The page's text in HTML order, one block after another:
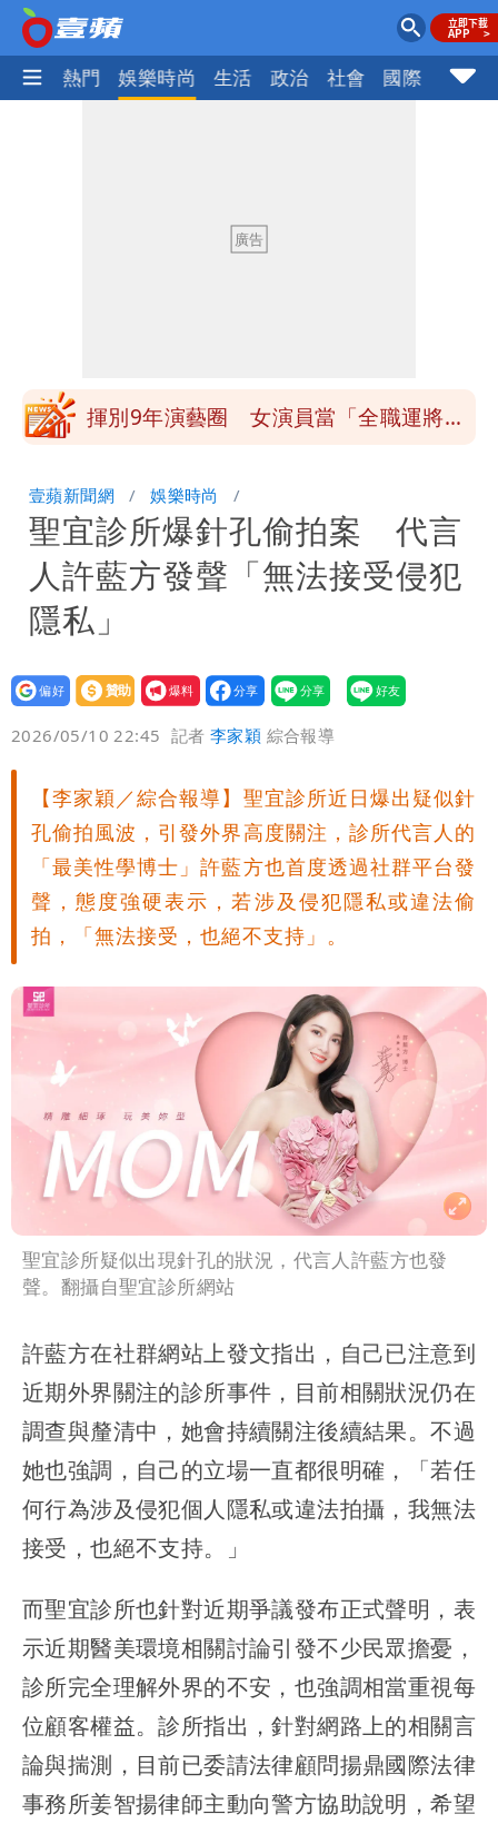
焦點 熱門 娛樂時尚 生活 政治 社會 國際 財經
回1句笑翻10萬人
白海豚不放假「跟巴威差別在這裡」 蔣
揮別9年演藝圈 女演員當「全職運將」
炸開扁
白海豚發威！內褲掛陽台被吹走 議員神
回1句笑翻10萬人
白海豚不放假「跟巴威差別在這裡」 蔣
萬安：這很清楚標準一致
壹蘋新聞網 娛樂時尚
聖宜診所爆針孔偷拍案 代言
人許藍方發聲「無法接受侵犯
隱私」
設為
贊助
我要
爆料
2026/05/10 22:45 記者李家穎 綜合報導
【李家穎／綜合報導】聖宜診所近日爆出疑似針
孔偷拍風波，引發外界高度關注，診所代言人的
「最美性學博士」許藍方也首度透過社群平台發
聲，態度強硬表示，若涉及侵犯隱私或違法偷
拍，「無法接受，也絕不支持」。
聖宜診所疑似出現針孔的狀況，代言人許藍方也發
聲。翻攝自聖宜診所網站
許藍方在社群網站上發文指出，自己已注意到
近期外界關注的診所事件，目前相關狀況仍在
調查與釐清中，她會持續關注後續結果。不過
她也強調，自己的立場一直都很明確，「若任
何行為涉及侵犯個人隱私或違法拍攝，我無法
接受，也絕不支持。」
而聖宜診所也針對近期爭議發布正式聲明，表
示近期醫美環境相關討論引發不少民眾擔憂，
診所完全理解外界的不安，也強調相當重視每
位顧客權益。診所指出，針對網路上的相關言
論與揣測，目前已委請法律顧問揚鼎國際法律
事務所姜智揚律師主動向警方協助說明，希望